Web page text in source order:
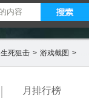
生死狙击 > 游戏截图 >
月排行榜